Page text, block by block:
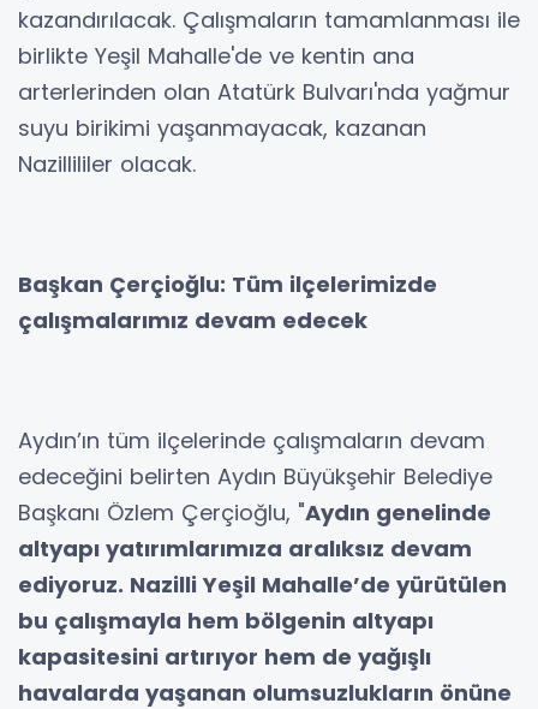
kazandırılacak. Çalışmaların tamamlanması ile
birlikte Yeşil Mahalle'de ve kentin ana
arterlerinden olan Atatürk Bulvarı'nda yağmur
suyu birikimi yaşanmayacak, kazanan
Nazillililer olacak.
Başkan Çerçioğlu: Tüm ilçelerimizde
çalışmalarımız devam edecek
Aydın’ın tüm ilçelerinde çalışmaların devam
edeceğini belirten Aydın Büyükşehir Belediye
Başkanı Özlem Çerçioğlu, "Aydın genelinde
altyapı yatırımlarımıza aralıksız devam
ediyoruz. Nazilli Yeşil Mahalle’de yürütülen
bu çalışmayla hem bölgenin altyapı
kapasitesini artırıyor hem de yağışlı
havalarda yaşanan olumsuzlukların önüne